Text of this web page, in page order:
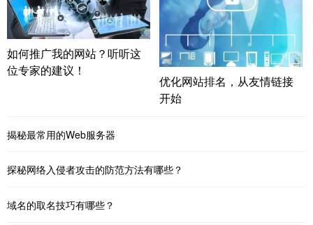
如何推广我的网站？听听这
位专家的建议！
优化网站排名，从友情链接
开始
揭秘最常用的Web服务器
探秘网络入侵者攻击的防范方法有哪些？
域名的取名技巧有哪些？